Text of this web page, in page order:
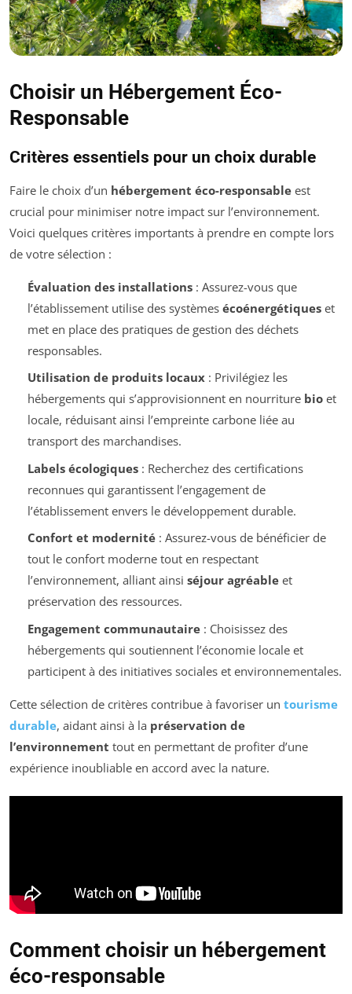
Choisir un Hébergement Éco-
Responsable
Critères essentiels pour un choix durable
Faire le choix d’un hébergement éco-responsable est
crucial pour minimiser notre impact sur l’environnement.
Voici quelques critères importants à prendre en compte lors
de votre sélection :
Évaluation des installations: Assurez-vous que
l’établissement utilise des systèmes écoénergétiqueset
met en place des pratiques de gestion des déchets
responsables.
Utilisation de produits locaux: Privilégiez les
hébergements qui s’approvisionnent en nourriture bioet
locale, réduisant ainsi l’empreinte carbone liée au
transport des marchandises.
Labels écologiques: Recherchez des certifications
reconnues qui garantissent l’engagement de
l’établissement envers le développement durable.
Confort et modernité: Assurez-vous de bénéficier de
tout le confort moderne tout en respectant
l’environnement, alliant ainsi séjour agréableet
préservation des ressources.
Engagement communautaire: Choisissez des
hébergements qui soutiennent l’économie locale et
participent à des initiatives sociales et environnementales.
Cette sélection de critères contribue à favoriser un tourisme
durable, aidant ainsi à la préservation de
l’environnement tout en permettant de profiter d’une
expérience inoubliable en accord avec la nature.
Comment choisir un hébergement
éco-responsable